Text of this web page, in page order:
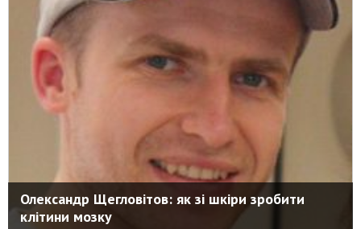
Олександр Щегловітов: як зі шкіри зробити
клітини мозку